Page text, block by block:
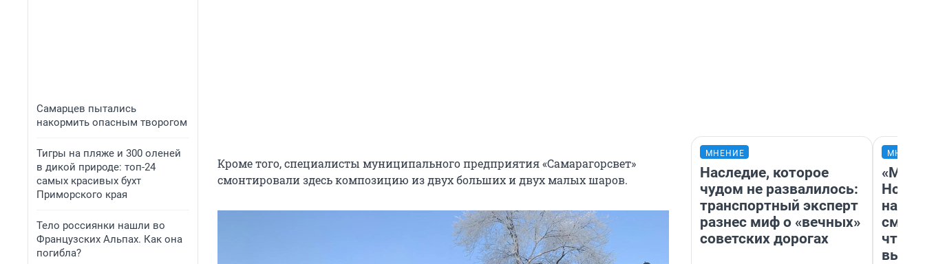
Самарцев пытались
накормить опасным творогом
Тигры на пляже и 300 оленей
в дикой природе: топ-24
самых красивых бухт
Приморского края
Тело россиянки нашли во
Французских Альпах. Как она
погибла?
Кроме того, специалисты муниципального предприятия «Самарагорсвет»
смонтировали здесь композицию из двух больших и двух малых шаров.
МНЕНИЕ
Наследие, которое
чудом не развалилось:
транспортный эксперт
разнес миф о «вечных»
советских дорогах
«Мы